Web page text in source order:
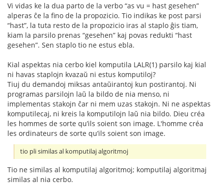
Vi vidas ke la dua parto de la verbo “as vu = hast gesehen”
alperas ĉe la fino de la propozicio. Tio indikas ke post parsi
“hast”, la tuta resto de la propozicio iras al staplo ĝis tiam,
kiam la parsilo prenas “gesehen” kaj povas redukti “hast
gesehen”. Sen staplo tio ne estus ebla.
Kial aspektas nia cerbo kiel komputila LALR(1) parsilo kaj kial
ni havas staplojn kvazaŭ ni estus komputiloj?
Tiuj du demandoj miksas antaŭirantoj kun postirantoj. Ni
programas parsilojn laŭ la bildo de nia menso, ni
implementas stakojn ĉar ni mem uzas stakojn. Ni ne aspektas
komputilecaj, ni kreis la komputilojn laŭ nia bildo. Dieu créa
les hommes de sorte qu’ils soient son image. L'homme créa
les ordinateurs de sorte qu’ils soient son image.
tio pli similas al komputilaj algoritmoj
Tio ne similas al komputilaj algoritmoj; komputilaj algoritmaj
similas al nia cerbo.